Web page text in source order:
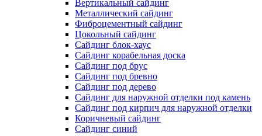
Вертикальный сайдинг
Металлический сайдинг
Фиброцементный сайдинг
Цокольный сайдинг
Сайдинг блок-хаус
Сайдинг корабельная доска
Сайдинг под брус
Сайдинг под бревно
Сайдинг под дерево
Сайдинг для наружной отделки под камень
Сайдинг под кирпич для наружной отделки
Коричневый сайдинг
Сайдинг синий